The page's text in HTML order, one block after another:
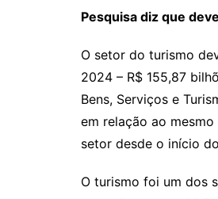
Pesquisa diz que
O setor do turismo
2024 – R$ 155,87
Bens, Serviços e
em relação ao
setor desde o início
O turismo foi um dos